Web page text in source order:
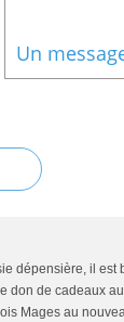
dépensière, il est
don de cadeaux
Mages au